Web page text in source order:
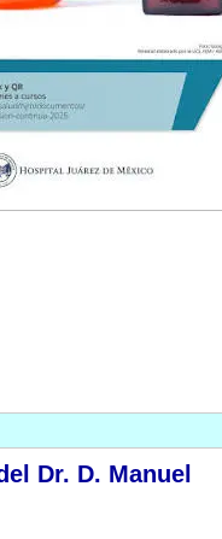
Dr. D. Manuel